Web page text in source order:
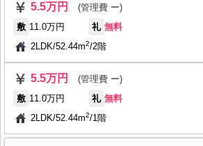
5.5万円
(管理費 ー)
敷 11.0万円 礼 無料
2LDK/52.44m2/2階
5.5万円
(管理費 ー)
敷 11.0万円 礼 無料
2LDK/52.44m2/1階